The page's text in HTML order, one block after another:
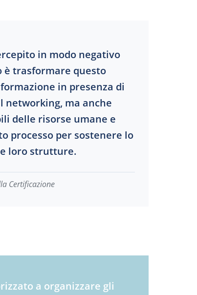
in modo negativo
è trasformare questo
in presenza di
networking, ma anche
delle risorse umane e
processo per sostenere lo
loro strutture.
Certificazione
a organizzare gli